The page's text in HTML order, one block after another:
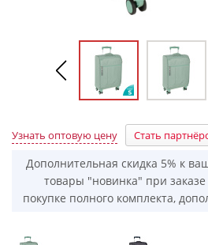
Узнать оптовую цену Стать
Дополнительная скидка 5% к
товары "новинка" при
покупке полного комплекта,